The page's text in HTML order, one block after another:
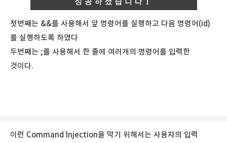
첫번째는 &&를 사용해서 앞 명령어를 실행하고 다음 명령어(id)
를 실행하도록 하였다
두번째는 ;를 사용해서 한 줄에 여러개의 명령어를 입력한
것이다.
이런 Command Injection을 막기 위해서는 사용자의 입력